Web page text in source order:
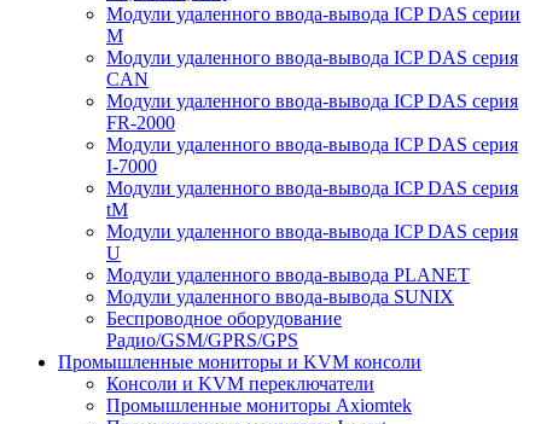
Модули удаленного ввода-вывода ICP DAS серии
M
Модули удаленного ввода-вывода ICP DAS серия
CAN
Модули удаленного ввода-вывода ICP DAS серия
FR-2000
Модули удаленного ввода-вывода ICP DAS серия
I-7000
Модули удаленного ввода-вывода ICP DAS серия
tM
Модули удаленного ввода-вывода ICP DAS серия
U
Модули удаленного ввода-вывода PLANET
Модули удаленного ввода-вывода SUNIX
Беспроводное оборудование
Радио/GSM/GPRS/GPS
Промышленные мониторы и KVM консоли
Консоли и KVM переключатели
Промышленные мониторы Axiomtek